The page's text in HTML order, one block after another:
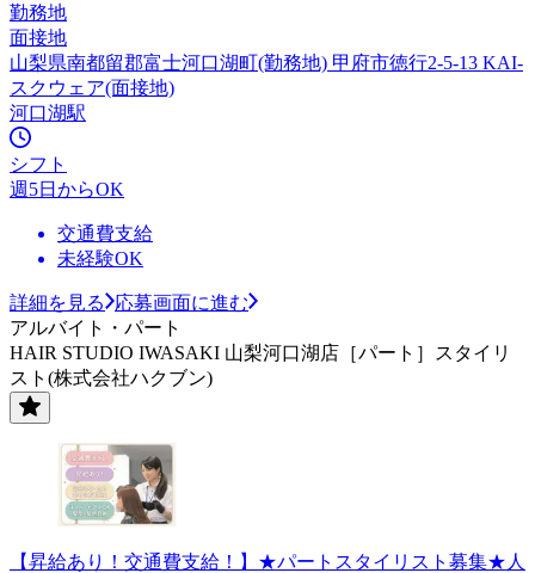
勤務地
面接地
山梨県南都留郡富士河口湖町(勤務地) 甲府市徳行2-5-13 KAI-
スクウェア(面接地)
河口湖駅
シフト
週5日からOK
交通費支給
未経験OK
詳細を見る
応募画面に進む
アルバイト・パート
HAIR STUDIO IWASAKI 山梨河口湖店［パート］スタイリ
スト(株式会社ハクブン)
【昇給あり！交通費支給！】★パートスタイリスト募集★人